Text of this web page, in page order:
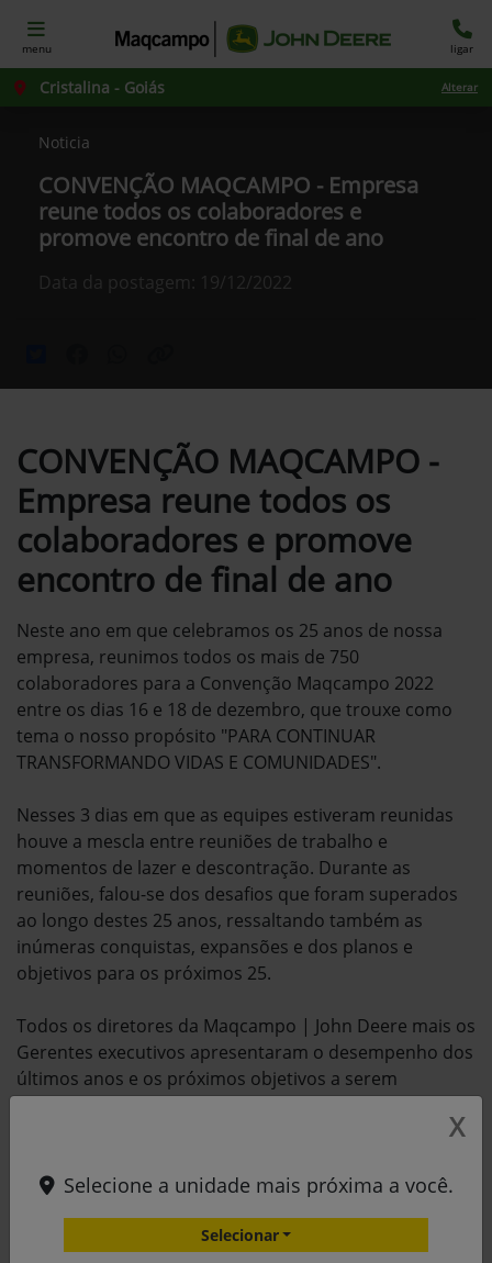
menu ligar
Cristalina - Goiás Alterar
Noticia
CONVENÇÃO MAQCAMPO - Empresa
reune todos os colaboradores e
promove encontro de final de ano
Data da postagem: 19/12/2022
CONVENÇÃO MAQCAMPO -
Empresa reune todos os
colaboradores e promove
encontro de final de ano
Neste ano em que celebramos os 25 anos de nossa
empresa, reunimos todos os mais de 750
colaboradores para a Convenção Maqcampo 2022
entre os dias 16 e 18 de dezembro, que trouxe como
tema o nosso propósito "PARA CONTINUAR
TRANSFORMANDO VIDAS E COMUNIDADES".
Nesses 3 dias em que as equipes estiveram reunidas
houve a mescla entre reuniões de trabalho e
momentos de lazer e descontração. Durante as
reuniões, falou-se dos desafios que foram superados
ao longo destes 25 anos, ressaltando também as
inúmeras conquistas, expansões e dos planos e
objetivos para os próximos 25.
Todos os diretores da Maqcampo | John Deere mais os
Gerentes executivos apresentaram o desempenho dos
últimos anos e os próximos objetivos a serem
participaram e falaram sobre temas muito relevantes
futuro do mercado de máquinas agrícolas; Mateus
Inovação nas organizações.
X
Selecione a unidade mais próxima a você.
Selecionar